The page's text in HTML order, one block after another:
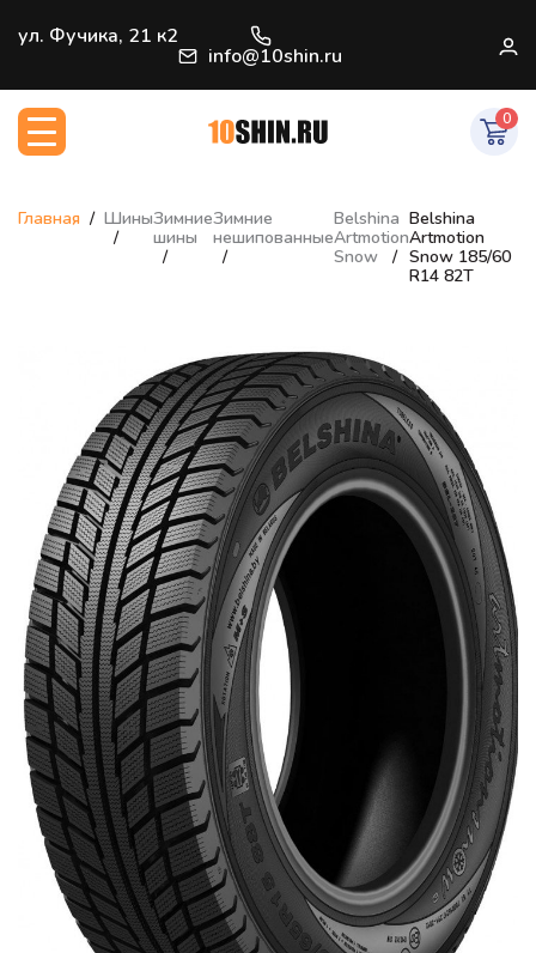
ул. Фучика, 21 к2
info@10shin.ru
0
Главная ШиныЗимние
шины
Зимние
нешипованные
Belshina
Artmotion
Snow
Belshina
Artmotion
Snow 185/60
R14 82T